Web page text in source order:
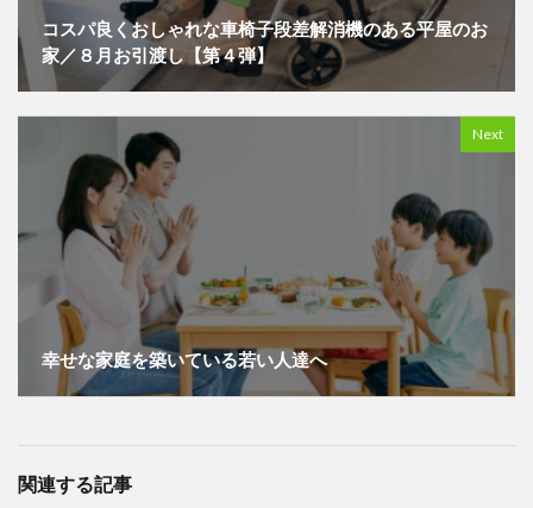
コスパ良くおしゃれな車椅子段差解消機のある平屋のお
家／８月お引渡し【第４弾】
Next
幸せな家庭を築いている若い人達へ
関連する記事